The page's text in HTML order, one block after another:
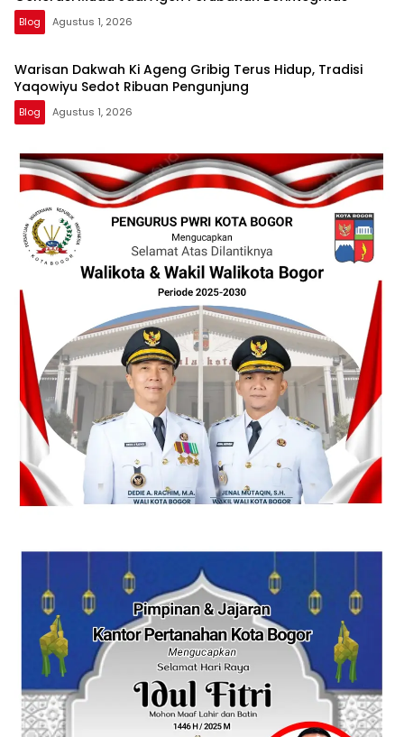
Blog Agustus 1, 2026
Warisan Dakwah Ki Ageng Gribig Terus Hidup, Tradisi
Yaqowiyu Sedot Ribuan Pengunjung
Blog Agustus 1, 2026